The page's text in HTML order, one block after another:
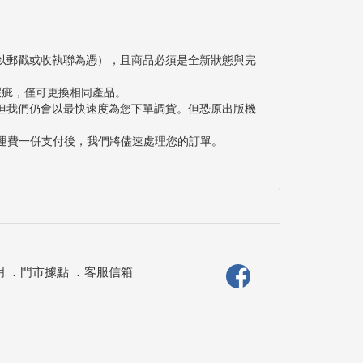
戳或收執聯為憑），且商品必須是全新狀態與完
，僅可更換相同產品。
們仍會以最快速度為您下單調貨。但恐原出版機
一併支付後，我們將儘速處理您的訂單。
． 門市據點． 客服信箱